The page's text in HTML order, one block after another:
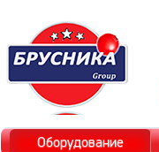
Оборудование